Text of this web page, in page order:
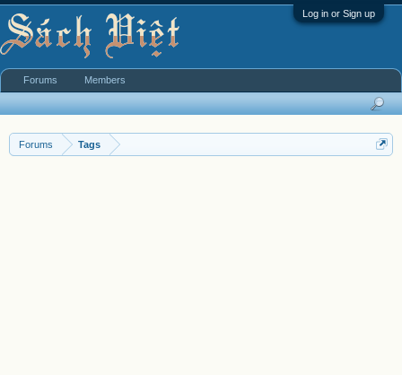
Log in or Sign up
Forums Tags
Forums Members